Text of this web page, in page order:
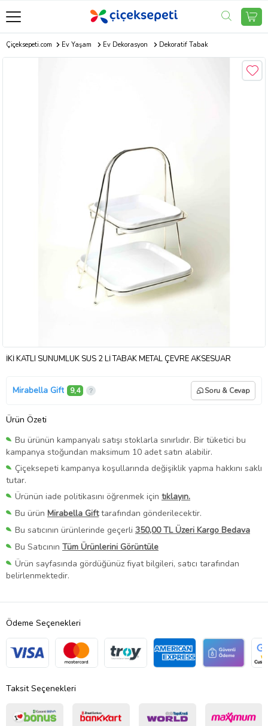
Çiçeksepeti.com Ev Yaşam Ev Dekorasyon Dekoratif Tabak
İKİ KATLI SUNUMLUK SÜS 2 Lİ TABAK METAL ÇEVRE AKSESUAR
Mirabella Gift 9,4 Soru & Cevap
Ürün Özeti
Bu ürünün kampanyalı satışı stoklarla sınırlıdır. Bir tüketici bu
kampanya stoğundan maksimum 10 adet satın alabilir.
Çiçeksepeti kampanya koşullarında değişiklik yapma hakkını saklı
tutar.
Ürünün iade politikasını öğrenmek için tıklayın.
Bu ürün Mirabella Gifttarafından gönderilecektir.
Bu satıcının ürünlerinde geçerli 350,00 TL Üzeri Kargo Bedava
Bu Satıcının Tüm Ürünlerini Görüntüle
Ürün sayfasında gördüğünüz fiyat bilgileri, satıcı tarafından
belirlenmektedir.
Ödeme Seçenekleri
Taksit Seçenekleri